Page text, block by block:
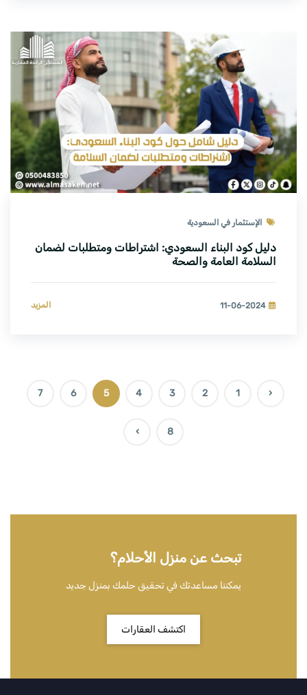
الإستثمار في السعودية
دليل كود البناء السعودي: اشتراطات ومتطلبات لضمان
السلامة العامة والصحة
11-06-2024 المزيد
‹
1
2
3
4
5
6
7
8
›
تبحث عن منزل الأحلام؟
يمكننا مساعدتك في تحقيق حلمك بمنزل جديد
اكتشف العقارات